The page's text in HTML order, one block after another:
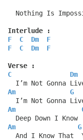
Nothing Is
Interlude :
F
C Dm
F
F
C Dm F
Verse :
C
Dm
I’m Not Gonna
Am
G
I’m Not Gonna
Am
Deep Down I Know
Am
G
And I Know That